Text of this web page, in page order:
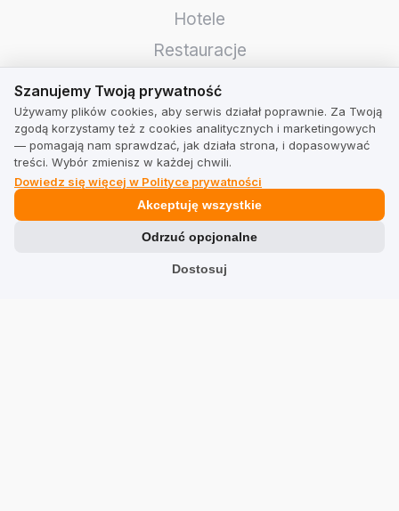
Hotele
Restauracje
Znajdź firmę
TrustMate
Kontakt
Informacje dla akcjonariuszy
Blog
Opinie o nas
Szanujemy Twoją prywatność
Używamy plików cookies, aby serwis działał poprawnie. Za Twoją
zgodą korzystamy też z cookies analitycznych i marketingowych
— pomagają nam sprawdzać, jak działa strona, i dopasowywać
treści. Wybór zmienisz w każdej chwili.
Dowiedz się więcej w Polityce prywatności
Dostosuj
Odrzuć opcjonalne
Akceptuję wszystkie